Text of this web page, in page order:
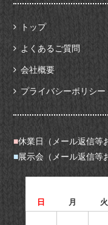
トップ
よくあるご質問
会社概要
プライバシーポリシー
■休業日（メール返信等
■展示会（メール返信等